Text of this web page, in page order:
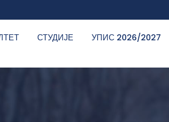
СТУДИЈЕ УПИС 2026/2027